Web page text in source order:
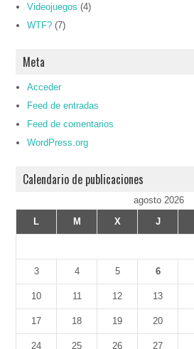
Videojuegos (4)
WTF? (7)
Meta
Acceder
Feed de entradas
Feed de comentarios
WordPress.org
Calendario de publicaciones
agosto 2026
L
M X J
3 4 5 6
10 11 12 13
17 18 19 20
24 25 26 27